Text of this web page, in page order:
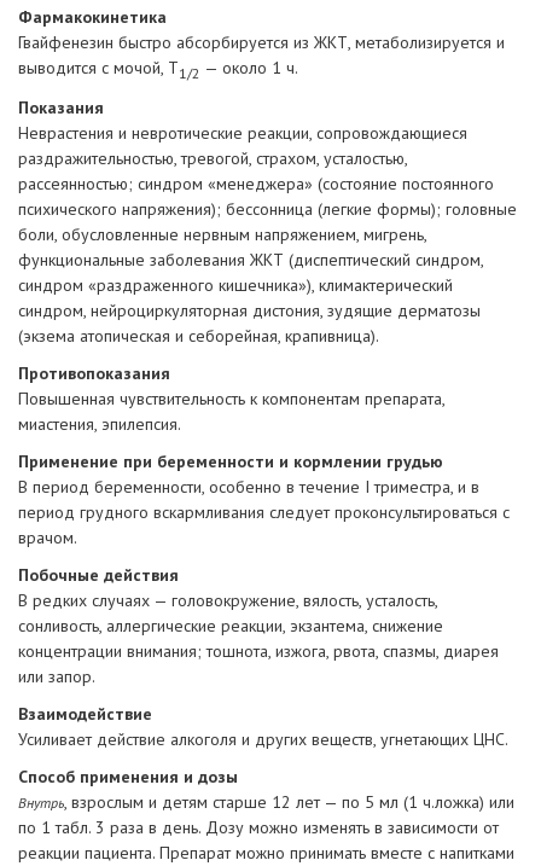
Фармакокинетика
Гвайфенезин быстро абсорбируется из ЖКТ, метаболизируется и
выводится с мочой, T1/2 — около 1 ч.
Показания
Неврастения и невротические реакции, сопровождающиеся
раздражительностью, тревогой, страхом, усталостью,
рассеянностью; синдром «менеджера» (состояние постоянного
психического напряжения); бессонница (легкие формы); головные
боли, обусловленные нервным напряжением, мигрень,
функциональные заболевания ЖКТ (диспептический синдром,
синдром «раздраженного кишечника»), климактерический
синдром, нейроциркуляторная дистония, зудящие дерматозы
(экзема атопическая и себорейная, крапивница).
Противопоказания
Повышенная чувствительность к компонентам препарата,
миастения, эпилепсия.
Применение при беременности и кормлении грудью
В период беременности, особенно в течение I триместра, и в
период грудного вскармливания следует проконсультироваться с
врачом.
Побочные действия
В редких случаях — головокружение, вялость, усталость,
сонливость, аллергические реакции, экзантема, снижение
концентрации внимания; тошнота, изжога, рвота, спазмы, диарея
или запор.
Взаимодействие
Усиливает действие алкоголя и других веществ, угнетающих ЦНС.
Способ применения и дозы
Внутрь, взрослым и детям старше 12 лет — по 5 мл (1 ч.ложка) или
по 1 табл. 3 раза в день. Дозу можно изменять в зависимости от
реакции пациента. Препарат можно принимать вместе с напитками